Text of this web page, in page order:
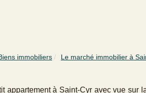
immobiliers Le marché immobilier à
appartement à Saint-Cyr avec vue sur